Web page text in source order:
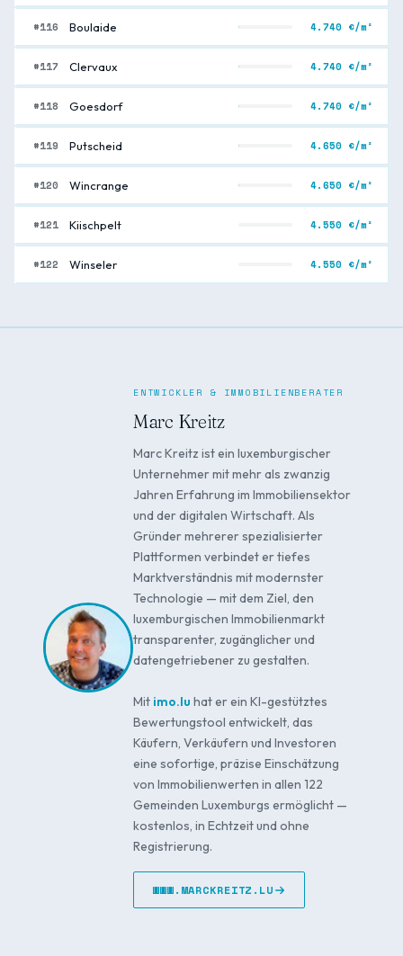
#116 Boulaide 4.740 €/m²
#117 Clervaux 4.740 €/m²
#118 Goesdorf 4.740 €/m²
#119 Putscheid 4.650 €/m²
#120 Wincrange 4.650 €/m²
#121 Kiischpelt 4.550 €/m²
#122 Winseler 4.550 €/m²
ENTWICKLER & IMMOBILIENBERATER
Marc Kreitz
Marc Kreitz ist ein luxemburgischer
Unternehmer mit mehr als zwanzig
Jahren Erfahrung im Immobiliensektor
und der digitalen Wirtschaft. Als
Gründer mehrerer spezialisierter
Plattformen verbindet er tiefes
Marktverständnis mit modernster
Technologie — mit dem Ziel, den
luxemburgischen Immobilienmarkt
transparenter, zugänglicher und
datengetriebener zu gestalten.
Mit imo.lu hat er ein KI-gestütztes
Bewertungstool entwickelt, das
Käufern, Verkäufern und Investoren
eine sofortige, präzise Einschätzung
von Immobilienwerten in allen 122
Gemeinden Luxemburgs ermöglicht —
kostenlos, in Echtzeit und ohne
Registrierung.
WWW.MARCKREITZ.LU